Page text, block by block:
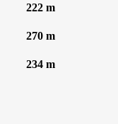
222 m
270 m
234 m